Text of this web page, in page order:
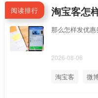
阅读排行
那么怎样发优惠
2026-08-06
淘宝客 微